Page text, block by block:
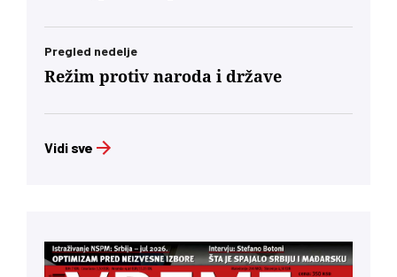
Pregled nedelje
Režim protiv naroda i države
Vidi sve